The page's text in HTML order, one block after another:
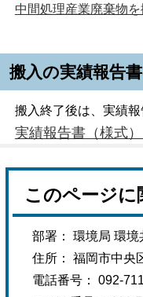
中間処理産業廃棄物を
搬入の実績報告
搬入終了後は、実績報
実績報告書（様式）
このページに
部署： 環境局 環
住所： 福岡市中央
電話番号： 092-